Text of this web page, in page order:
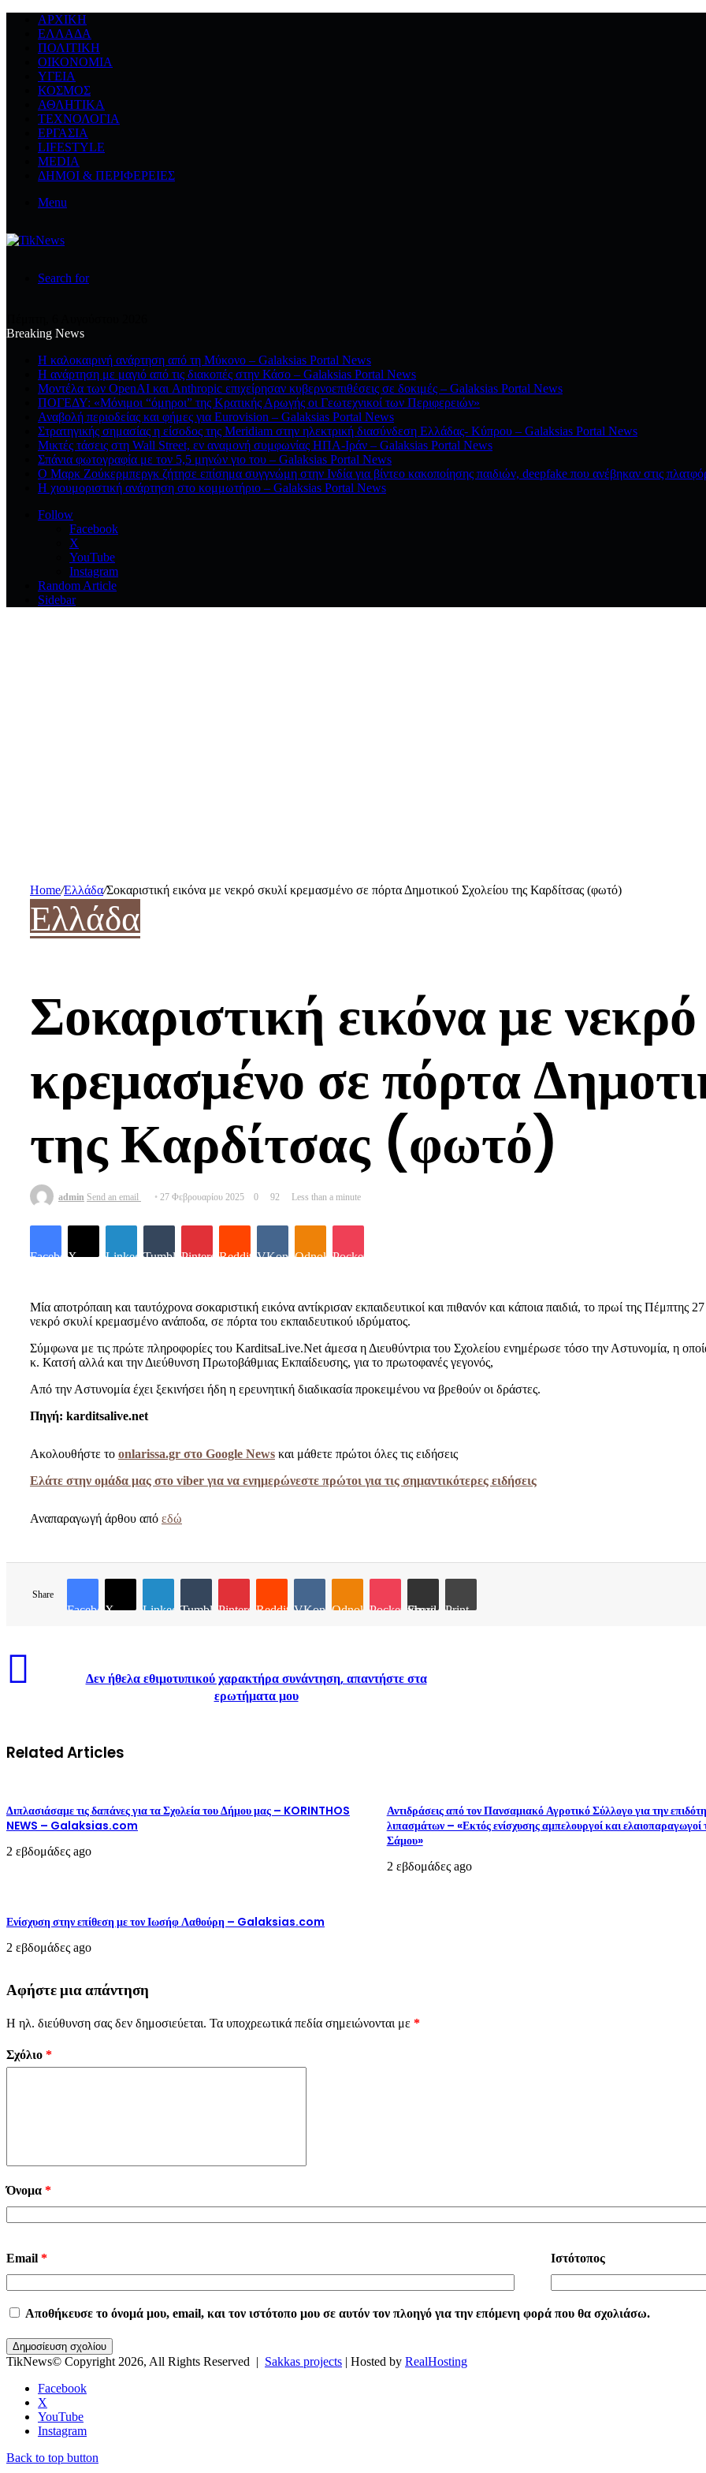
ΑΡΧΙΚΉ
ΕΛΛΆΔΑ
ΠΟΛΙΤΙΚΉ
ΟΙΚΟΝΟΜΊΑ
ΥΓΕΊΑ
ΚΌΣΜΟΣ
ΑΘΛΗΤΙΚΆ
ΤΕΧΝΟΛΟΓΙΆ
ΕΡΓΑΣΊΑ
LIFESTYLE
MEDIA
ΔΉΜΟΙ & ΠΕΡΙΦΈΡΕΙΕΣ
Menu
Search for
Breaking News
Η καλοκαιρινή ανάρτηση από τη Μύκονο – Galaksias Portal News
Η ανάρτηση με μαγιό από τις διακοπές στην Κάσο – Galaksias Portal News
Μοντέλα των OpenAI και Anthropic επιχείρησαν κυβερνοεπιθέσεις σε δοκιμές – Galaksias Portal News
ΠΟΓΕΔΥ: «Μόνιμοι “όμηροι” της Κρατικής Αρωγής οι Γεωτεχνικοί των Περιφερειών»
Αναβολή περιοδείας και φήμες για Eurovision – Galaksias Portal News
Στρατηγικής σημασίας η είσοδος της Meridiam στην ηλεκτρική διασύνδεση Ελλάδας- Κύπρου – Galaksias Portal News
Μικτές τάσεις στη Wall Street, εν αναμονή συμφωνίας ΗΠΑ-Ιράν – Galaksias Portal News
Σπάνια φωτογραφία με τον 5,5 μηνών γιο του – Galaksias Portal News
Ο Μαρκ Ζούκερμπεργκ ζήτησε επίσημα συγγνώμη στην Ινδία για βίντεο κακοποίησης παιδιών, deepfake που ανέβηκαν στις
Η χιουμοριστική ανάρτηση στο κομμωτήριο – Galaksias Portal News
Follow
Facebook
X
YouTube
Instagram
Random Article
Sidebar
Home/Ελλάδα/Σοκαριστική εικόνα με νεκρό σκυλί κρεμασμένο σε πόρτα Δημοτικού Σχολείου της Καρδίτσας (φωτό)
Ελλάδα
Σοκαριστική εικόνα με
κρεμασμένο σε πόρτα
της Καρδίτσας (φωτό)
admin Send an email 27 Φεβρουαρίου 2025 0 92 Less than a minute
Facebook
X LinkedInTumblr PinterestReddit VKontakteOdnoklassniki
Pocket
Μία αποτρόπαιη και ταυτόχρονα σοκαριστική εικόνα αντίκρισαν εκπαιδευτικοί και πιθανόν και κάποια παιδιά, το πρωί της
νεκρό σκυλί κρεμασμένο ανάποδα, σε πόρτα του εκπαιδευτικού ιδρύματος.
Σύμφωνα με τις πρώτε πληροφορίες του KarditsaLive.Net άμεσα η Διευθύντρια του Σχολείου ενημέρωσε τόσο την Αστυνομία, η
κ. Κατσή αλλά και την Διεύθυνση Πρωτοβάθμιας Εκπαίδευσης, για το πρωτοφανές γεγονός,
Από την Αστυνομία έχει ξεκινήσει ήδη η ερευνητική διαδικασία προκειμένου να βρεθούν οι δράστες.
Πηγή: karditsalive.net
Ακολουθήστε το onlarissa.gr στο Google News και μάθετε πρώτοι όλες τις ειδήσεις
Ελάτε στην ομάδα μας στο viber για να ενημερώνεστε πρώτοι για τις σημαντικότερες ειδήσεις
Αναπαραγωγή άρθου από εδώ
Share
Facebook
X LinkedInTumblr PinterestReddit VKontakteOdnoklassniki
Pocket Share via Email Print
Δεν ήθελα εθιμοτυπικού χαρακτήρα συνάντηση, απαντήστε στα
ερωτήματα μου
Related Articles
Διπλασιάσαμε τις δαπάνες για τα Σχολεία του Δήμου μας – KORINTHOS
NEWS – Galaksias.com
2 εβδομάδες ago
Αντιδράσεις από τον Πανσαμιακό Αγροτικό Σύλλογο για την
λιπασμάτων – «Εκτός ενίσχυσης αμπελουργοί και ελαιοπαραγωγοί
Σάμου»
2 εβδομάδες ago
Ενίσχυση στην επίθεση με τον Ιωσήφ Λαθούρη – Galaksias.com
2 εβδομάδες ago
Αφήστε μια απάντηση
Η ηλ. διεύθυνση σας δεν δημοσιεύεται. Τα υποχρεωτικά πεδία σημειώνονται με *
Σχόλιο *
Όνομα *
Email * Ιστότοπος
Αποθήκευσε το όνομά μου, email, και τον ιστότοπο μου σε αυτόν τον πλοηγό για την επόμενη φορά που θα σχολιάσω.
TikNews© Copyright 2026, All Rights Reserved | Sakkas projects | Hosted by RealHosting
Facebook
X
YouTube
Instagram
Back to top button